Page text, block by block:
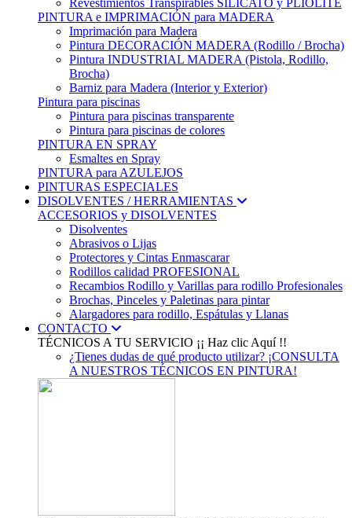
Revestimientos Transpirables SILICATO y PLIOLITE
PINTURA e IMPRIMACIÓN para MADERA
Imprimación para Madera
Pintura DECORACIÓN MADERA (Rodillo / Brocha)
Pintura INDUSTRIAL MADERA (Pistola, Rodillo,
Brocha)
Barniz para Madera (Interior y Exterior)
Pintura para piscinas
Pintura para piscinas transparente
Pintura para piscinas de colores
PINTURA EN SPRAY
Esmaltes en Spray
PINTURA para AZULEJOS
PINTURAS ESPECIALES
DISOLVENTES / HERRAMIENTAS
ACCESORIOS y DISOLVENTES
Disolventes
Abrasivos o Lijas
Protectores y Cintas Enmascarar
Rodillos calidad PROFESIONAL
Recambios Rodillo y Varillas para rodillo Profesionales
Brochas, Pinceles y Paletinas para pintar
Alargadores para rodillo, Espátulas y Llanas
CONTACTO
TÉCNICOS A TU SERVICIO ¡¡ Haz clic Aquí !!
¿Tienes dudas de qué producto utilizar? ¡CONSULTA
A NUESTROS TÉCNICOS EN PINTURA!